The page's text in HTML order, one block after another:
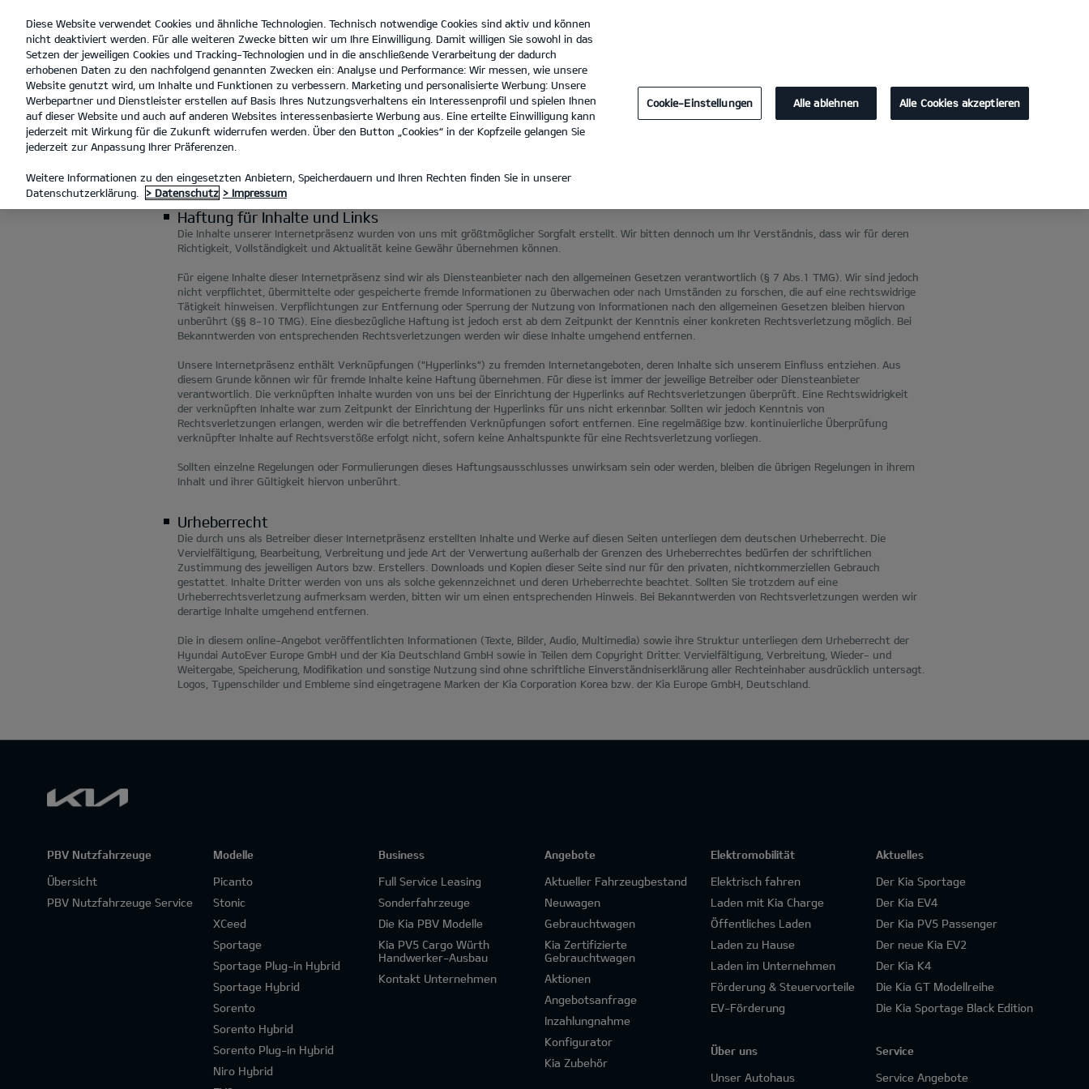
open
menu
Autohaus Brüggemann GmbH & Co. KG
RECHTLICHE HINWEISE
RECHTLICHE HINWEISE
Haftung für Inhalte und Links
Die Inhalte unserer Internetpräsenz wurden von uns mit größtmöglicher Sorgfalt erstellt. Wir bitten dennoch um Ihr Verständnis, dass wir für deren
Richtigkeit, Vollständigkeit und Aktualität keine Gewähr übernehmen können.
Für eigene Inhalte dieser Internetpräsenz sind wir als Diensteanbieter nach den allgemeinen Gesetzen verantwortlich (§ 7 Abs.1 TMG). Wir sind jedoch
nicht verpflichtet, übermittelte oder gespeicherte fremde Informationen zu überwachen oder nach Umständen zu forschen, die auf eine rechtswidrige
Tätigkeit hinweisen. Verpflichtungen zur Entfernung oder Sperrung der Nutzung von Informationen nach den allgemeinen Gesetzen bleiben hiervon
unberührt (§§ 8-10 TMG). Eine diesbezügliche Haftung ist jedoch erst ab dem Zeitpunkt der Kenntnis einer konkreten Rechtsverletzung möglich. Bei
Bekanntwerden von entsprechenden Rechtsverletzungen werden wir diese Inhalte umgehend entfernen.
Unsere Internetpräsenz enthält Verknüpfungen ("Hyperlinks") zu fremden Internetangeboten, deren Inhalte sich unserem Einfluss entziehen. Aus
diesem Grunde können wir für fremde Inhalte keine Haftung übernehmen. Für diese ist immer der jeweilige Betreiber oder Diensteanbieter
verantwortlich. Die verknüpften Inhalte wurden von uns bei der Einrichtung der Hyperlinks auf Rechtsverletzungen überprüft. Eine Rechtswidrigkeit
der verknüpften Inhalte war zum Zeitpunkt der Einrichtung der Hyperlinks für uns nicht erkennbar. Sollten wir jedoch Kenntnis von
Rechtsverletzungen erlangen, werden wir die betreffenden Verknüpfungen sofort entfernen. Eine regelmäßige bzw. kontinuierliche Überprüfung
verknüpfter Inhalte auf Rechtsverstöße erfolgt nicht, sofern keine Anhaltspunkte für eine Rechtsverletzung vorliegen.
Sollten einzelne Regelungen oder Formulierungen dieses Haftungsausschlusses unwirksam sein oder werden, bleiben die übrigen Regelungen in ihrem
Inhalt und ihrer Gültigkeit hiervon unberührt.
Urheberrecht
Die durch uns als Betreiber dieser Internetpräsenz erstellten Inhalte und Werke auf diesen Seiten unterliegen dem deutschen Urheberrecht. Die
Vervielfältigung, Bearbeitung, Verbreitung und jede Art der Verwertung außerhalb der Grenzen des Urheberrechtes bedürfen der schriftlichen
Zustimmung des jeweiligen Autors bzw. Erstellers. Downloads und Kopien dieser Seite sind nur für den privaten, nichtkommerziellen Gebrauch
gestattet. Inhalte Dritter werden von uns als solche gekennzeichnet und deren Urheberrechte beachtet. Sollten Sie trotzdem auf eine
Urheberrechtsverletzung aufmerksam werden, bitten wir um einen entsprechenden Hinweis. Bei Bekanntwerden von Rechtsverletzungen werden wir
derartige Inhalte umgehend entfernen.
Die in diesem online-Angebot veröffentlichten Informationen (Texte, Bilder, Audio, Multimedia) sowie ihre Struktur unterliegen dem Urheberrecht der
Hyundai AutoEver Europe GmbH und der Kia Deutschland GmbH sowie in Teilen dem Copyright Dritter. Vervielfältigung, Verbreitung, Wieder- und
Weitergabe, Speicherung, Modifikation und sonstige Nutzung sind ohne schriftliche Einverständniserklärung aller Rechteinhaber ausdrücklich untersagt.
Logos, Typenschilder und Embleme sind eingetragene Marken der Kia Corporation Korea bzw. der Kia Europe GmbH, Deutschland.
PBV Nutzfahrzeuge
Übersicht
PBV Nutzfahrzeuge Service
Modelle
Picanto
Stonic
XCeed
Sportage
Sportage Plug-in Hybrid
Sportage Hybrid
Sorento
Sorento Hybrid
Sorento Plug-in Hybrid
Niro Hybrid
Business
Full Service Leasing
Sonderfahrzeuge
Die Kia PBV Modelle
Kia PV5 Cargo Würth
Handwerker-Ausbau
Kontakt Unternehmen
Angebote
Aktueller Fahrzeugbestand
Neuwagen
Gebrauchtwagen
Kia Zertifizierte
Gebrauchtwagen
Aktionen
Angebotsanfrage
Inzahlungnahme
Konfigurator
Kia Zubehör
Elektromobilität
Elektrisch fahren
Laden mit Kia Charge
Öffentliches Laden
Laden zu Hause
Laden im Unternehmen
Förderung & Steuervorteile
EV-Förderung
Aktuelles
Der Kia Sportage
Der Kia EV4
Der Kia PV5 Passenger
Der neue Kia EV2
Der Kia K4
Die Kia GT Modellreihe
Die Kia Sportage Black Edition
Über uns
Unser Autohaus
Service
Service Angebote
Diese Website verwendet Cookies und ähnliche Technologien. Technisch notwendige Cookies sind aktiv und können
nicht deaktiviert werden. Für alle weiteren Zwecke bitten wir um Ihre Einwilligung. Damit willigen Sie sowohl in das
Setzen der jeweiligen Cookies und Tracking-Technologien und in die anschließende Verarbeitung der dadurch
erhobenen Daten zu den nachfolgend genannten Zwecken ein: Analyse und Performance: Wir messen, wie unsere
Website genutzt wird, um Inhalte und Funktionen zu verbessern. Marketing und personalisierte Werbung: Unsere
Werbepartner und Dienstleister erstellen auf Basis Ihres Nutzungsverhaltens ein Interessenprofil und spielen Ihnen
auf dieser Website und auch auf anderen Websites interessenbasierte Werbung aus. Eine erteilte Einwilligung kann
jederzeit mit Wirkung für die Zukunft widerrufen werden. Über den Button „Cookies“ in der Kopfzeile gelangen Sie
jederzeit zur Anpassung Ihrer Präferenzen.
Weitere Informationen zu den eingesetzten Anbietern, Speicherdauern und Ihren Rechten finden Sie in unserer
Datenschutzerklärung.
> Datenschutz > Impressum
Cookie-Einstellungen Alle ablehnen Alle Cookies akzeptieren